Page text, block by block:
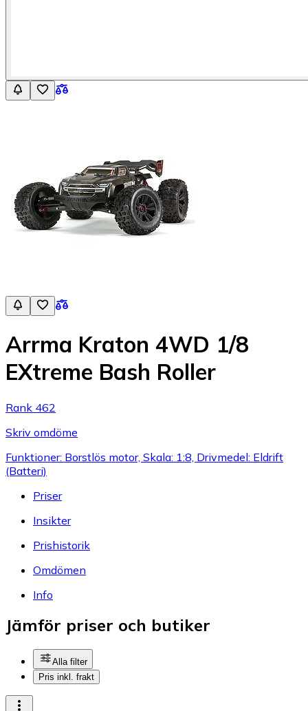
Arrma Kraton 4WD 1/8
EXtreme Bash Roller
Rank 462
Skriv omdöme
Funktioner: Borstlös motor, Skala: 1:8, Drivmedel: Eldrift
(Batteri)
Priser
Insikter
Prishistorik
Omdömen
Info
Jämför priser och butiker
Alla filter
Pris inkl. frakt